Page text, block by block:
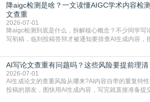
降aigc检测是啥？一文读懂AIGC学术内容检
文查重
2026-07-01
降aigc检测到底是什么，拆解核心概念？不少同学写
写初稿，临到投稿答辩才被通知要排查AI生成内容，
怕是已经入行的科研人员，不少人也搞不清降aigc检
准。其实，降aigc检测是伴随AIGC工具在学术领域
了满足现在高校、期刊对AI生
AI写论文查重有问题吗？这些风险要提前理
2026-07-01
AI生成论文的查重风险从哪来?AI内容自带的重复特
投稿的朋友，图快用AI生成内容，写完就直接准备提